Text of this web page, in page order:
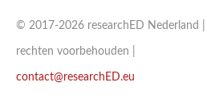
© 2017-2026 researchED Nederland |
rechten voorbehouden |
contact@researchED.eu